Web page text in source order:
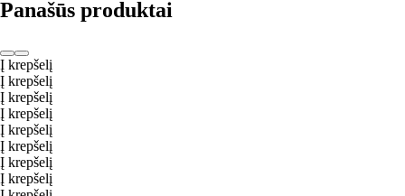
Panašūs produktai
Į krepšelį
Į krepšelį
Į krepšelį
Į krepšelį
Į krepšelį
Į krepšelį
Į krepšelį
Į krepšelį